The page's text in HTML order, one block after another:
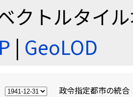
クトルタイ
| GeoLOD
政令指定都市の統